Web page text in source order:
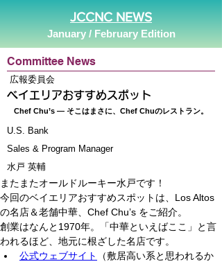
JCCNC NEWS
January / February Edition
Committee News
広報委員会
ベイエリアおすすめスポット
Chef Chu’s ― そこはまさに、Chef Chuのレストラン。
U.S. Bank
Sales & Program Manager
水戸 英輔
またまたオールドルーキー水戸です！
今回のベイエリアおすすめスポットは、Los Altos
の名店＆老舗中華、Chef Chu’s をご紹介。
創業はなんと1970年。「中華といえばここ」と言
われるほど、地元に根ざした名店です。
公式ウェブサイト
（敷居高い系と思われるか